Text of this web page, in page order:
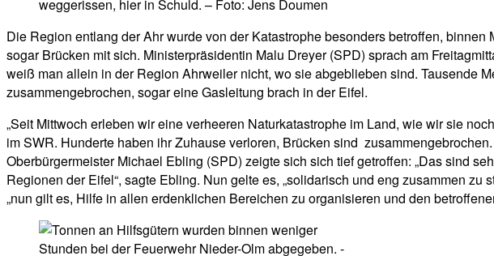
weggerissen, hier in Schuld. – Foto: Jens Doumen
Die Region entlang der Ahr wurde von der Katastrophe besonders betroffen,
sogar Brücken mit sich. Ministerpräsidentin Malu Dreyer (SPD) sprach am
weiß man allein in der Region Ahrweiler nicht, wo sie abgeblieben sind. Tausende
zusammengebrochen, sogar eine Gasleitung brach in der Eifel.
„Seit Mittwoch erleben wir eine verheeren Naturkatastrophe im Land, wie wir sie
im SWR. Hunderte haben ihr Zuhause verloren, Brücken sind
Oberbürgermeister Michael Ebling (SPD) zeigte sich sich tief getroffen: „Das sind
Regionen der Eifel“, sagte Ebling. Nun gelte es, „solidarisch und eng zusammen
„nun gilt es, Hilfe in allen erdenklichen Bereichen zu organisieren und den